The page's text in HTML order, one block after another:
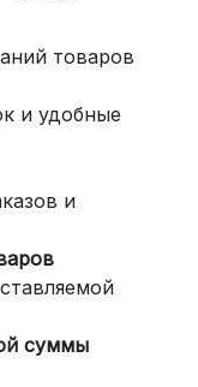
и
от 2 дней,
грузов
или
компаний,
товаров
и удобные
и
суммы